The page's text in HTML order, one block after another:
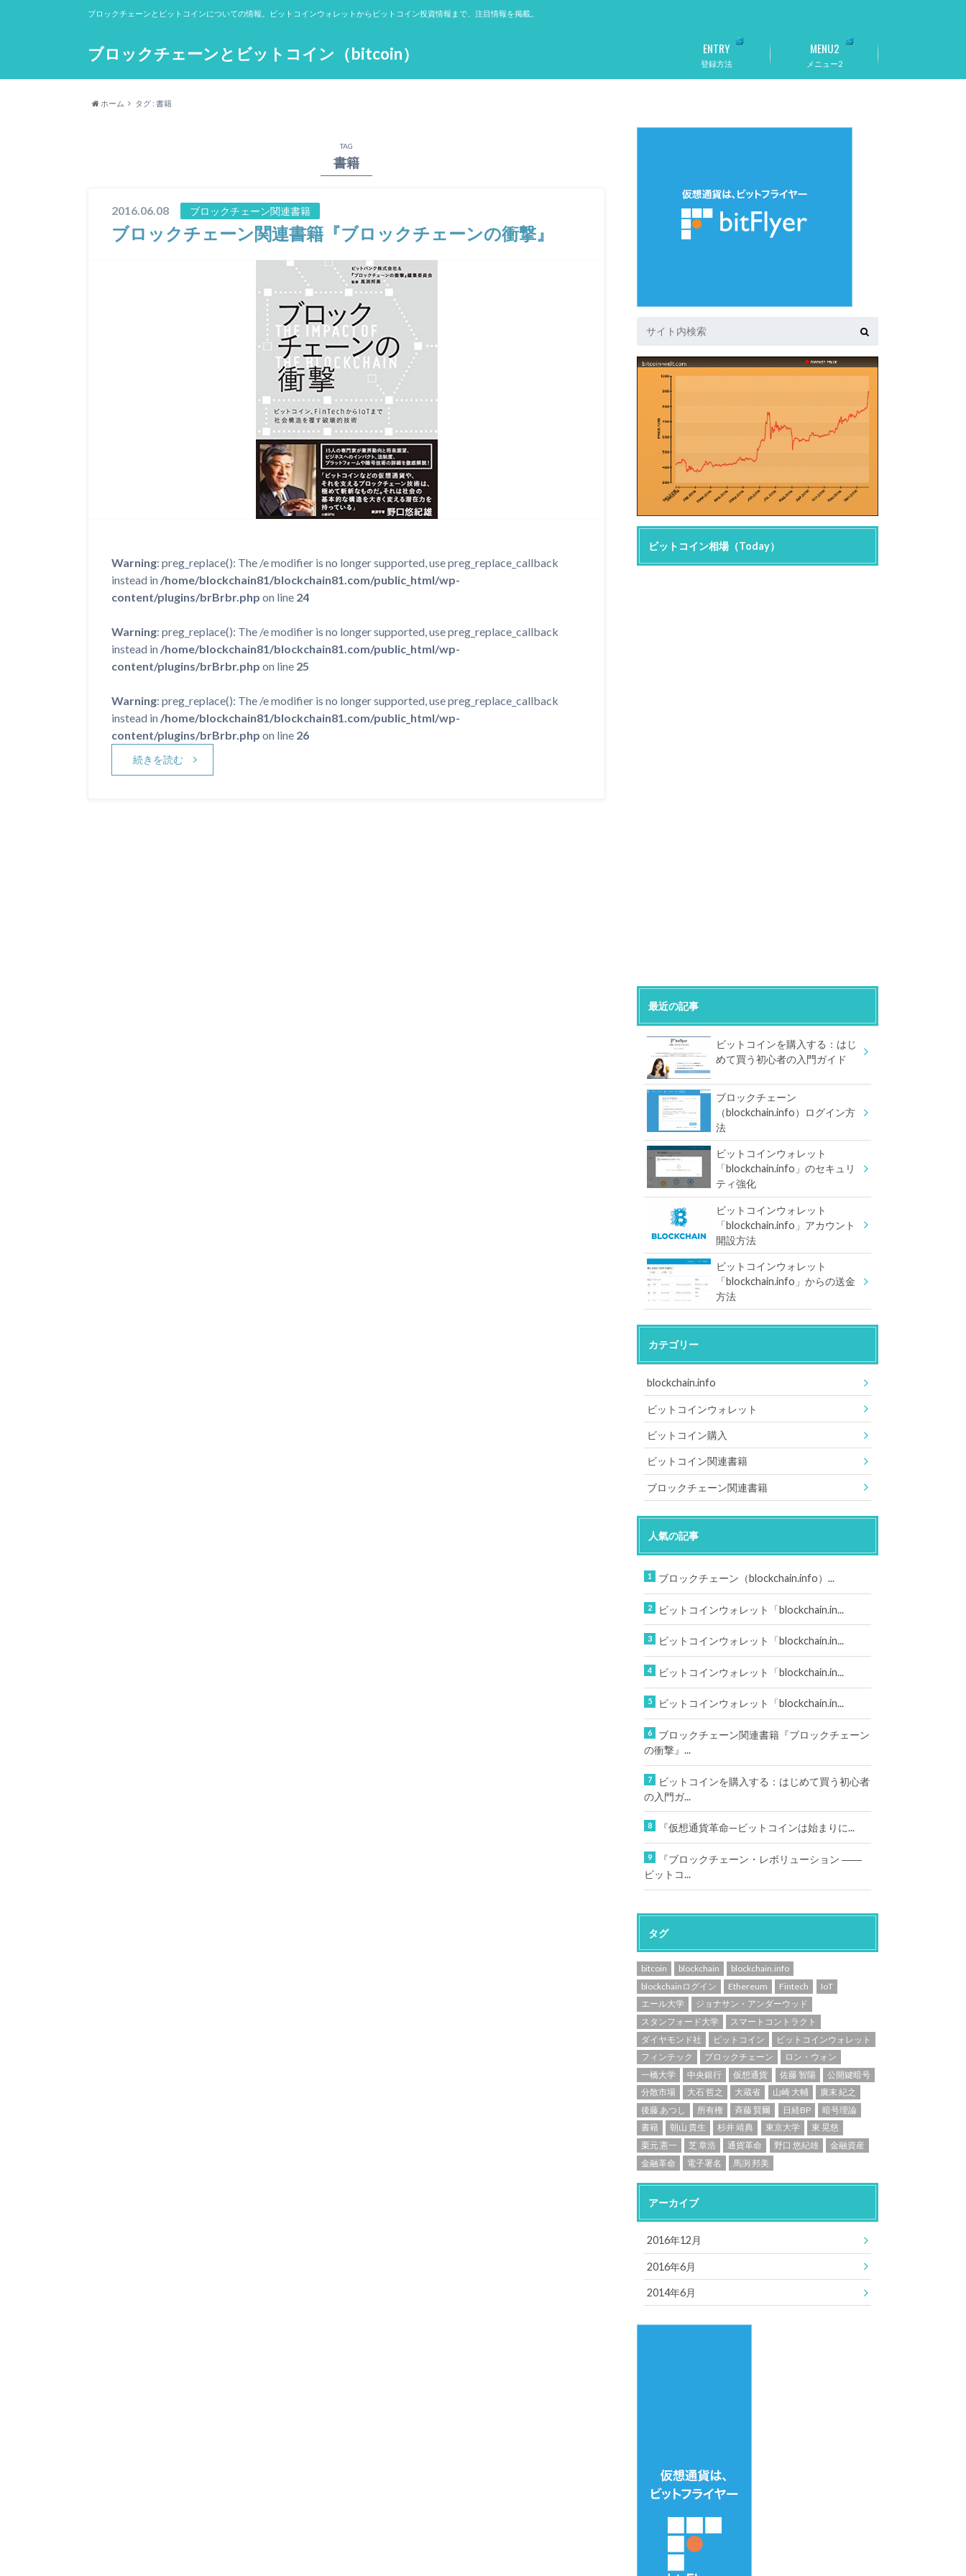
ブロックチェーンとビットコイン（bitcoin）
ブロックチェーンとビットコインについての情報。ビットコインウォレットからビットコイン投資情報まで、注目情報を掲載。
登録方法
ENTRY
メニュー2
MENU2
ホーム タグ : 書籍
TAG
書籍
2016.06.08 ブロックチェーン関連書籍
ブロックチェーン関連書籍『ブロックチェーンの衝撃』
Warning: preg_replace(): The /e modifier is no longer supported, use preg_replace_callback
instead in /home/blockchain81/blockchain81.com/public_html/wp-
content/plugins/brBrbr.php on line 24
Warning: preg_replace(): The /e modifier is no longer supported, use preg_replace_callback
instead in /home/blockchain81/blockchain81.com/public_html/wp-
content/plugins/brBrbr.php on line 25
Warning: preg_replace(): The /e modifier is no longer supported, use preg_replace_callback
instead in /home/blockchain81/blockchain81.com/public_html/wp-
content/plugins/brBrbr.php on line 26
続きを読む
ビットコイン相場（Today）
最近の記事
ビットコインを購入する：はじ
めて買う初心者の入門ガイド
ブロックチェーン
（blockchain.info）ログイン方
法
ビットコインウォレット
「blockchain.info」のセキュリ
ティ強化
ビットコインウォレット
「blockchain.info」アカウント
開設方法
ビットコインウォレット
「blockchain.info」からの送金
方法
カテゴリー
blockchain.info
ビットコインウォレット
ビットコイン購入
ビットコイン関連書籍
ブロックチェーン関連書籍
人氣の記事
ブロックチェーン（blockchain.info）...
ビットコインウォレット「blockchain.in...
ビットコインウォレット「blockchain.in...
ビットコインウォレット「blockchain.in...
ビットコインウォレット「blockchain.in...
ブロックチェーン関連書籍『ブロックチェーン
の衝撃』...
ビットコインを購入する：はじめて買う初心者
の入門ガ...
『仮想通貨革命—ビットコインは始まりに...
『ブロックチェーン・レボリューション ――
ビットコ...
タグ
bitcoin blockchain
blockchain.info
blockchainログイン
Ethereum Fintech
IoT
エール大学
ジョナサン・アンダーウッド
スタンフォード大学
スマートコントラクト
ダイヤモンド社
ビットコイン
ビットコインウォレット
フィンテック
ブロックチェーン
ロン・ウォン
一橋大学
中央銀行 仮想通貨 佐藤 智陽
公開鍵暗号
分散市場
大石 哲之 大蔵省 山崎 大輔
廣末 紀之
後藤 あつし
所有権 斉藤 賢爾 日経BP
暗号理論
書籍
朝山 貴生 杉井 靖典 東京大学
東 晃慈
栗元 憲一
芝 章浩 通貨革命 野口 悠紀雄
金融資産
金融革命
電子署名 馬渕 邦美
アーカイブ
2016年12月
2016年6月
2014年6月